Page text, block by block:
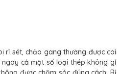
rỉ sét, chảo gang thường được coi
cả một số loại thép không gỉ